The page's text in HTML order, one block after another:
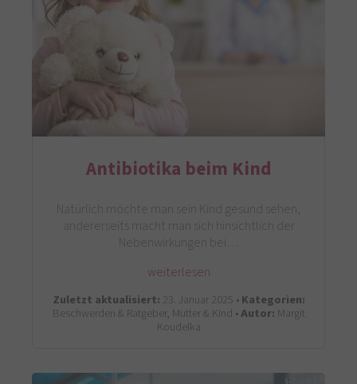
Antibiotika beim Kind
Natürlich möchte man sein Kind gesund sehen,
andererseits macht man sich hinsichtlich der
Nebenwirkungen bei…
weiterlesen
Zuletzt aktualisiert: 23. Januar 2025 •Kategorien:
Beschwerden & Ratgeber, Mutter & Kind •Autor: Margit
Koudelka